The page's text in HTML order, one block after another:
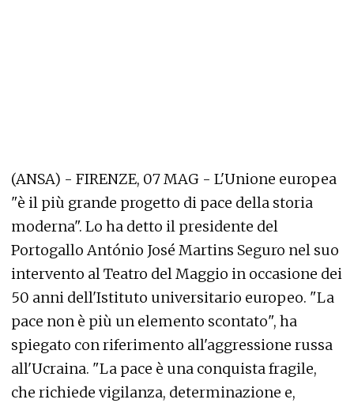
(ANSA) - FIRENZE, 07 MAG - L'Unione europea
"è il più grande progetto di pace della storia
moderna". Lo ha detto il presidente del
Portogallo António José Martins Seguro nel suo
intervento al Teatro del Maggio in occasione dei
50 anni dell'Istituto universitario europeo. "La
pace non è più un elemento scontato", ha
spiegato con riferimento all'aggressione russa
all'Ucraina. "La pace è una conquista fragile,
che richiede vigilanza, determinazione e,